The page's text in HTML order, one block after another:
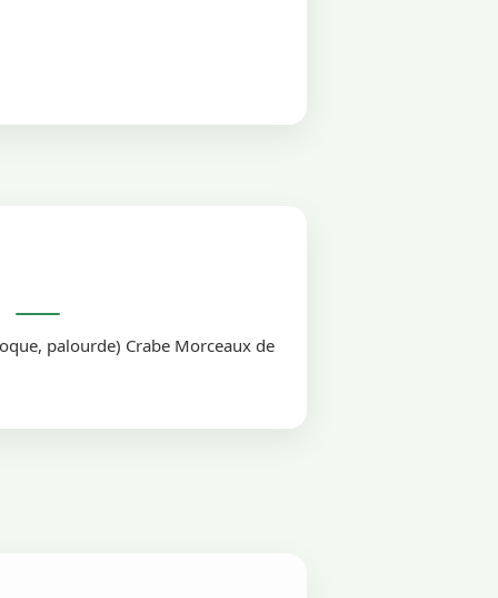
palourde) Crabe Morceaux de